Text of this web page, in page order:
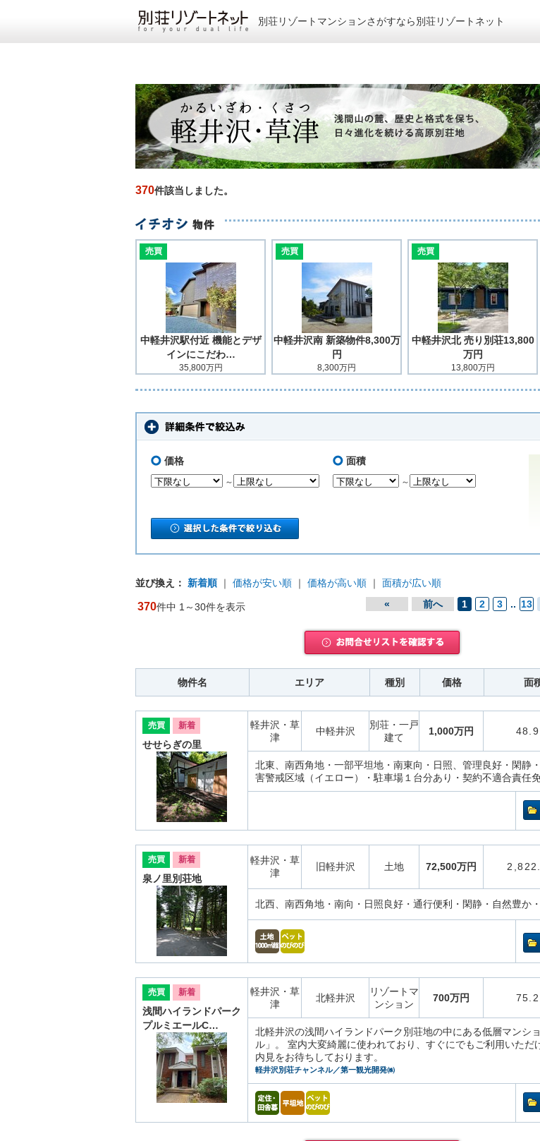
別荘リゾートマンションさがすなら別荘リゾートネット
370件該当しました。
売買
中軽井沢駅付近 機能とデザ
インにこだわ…
35,800万円
売買
中軽井沢南 新築物件8,300万
円
8,300万円
売買
中軽井沢北 売り別荘13,800
万円
13,800万円
価格
～
面積
～
並び換え： 新着順 ｜ 価格が安い順 ｜ 価格が高い順 ｜ 面積が広い順
370件中 1～30件を表示 « 前へ 1 2 3 .. 13
物件名 エリア 種別 価格 面
売買 新着
せせらぎの里
軽井沢・草
津
中軽井沢
別荘・一戸
建て
1,000万円 48.9
北東、南西角地・一部平坦地・南東向・日照、管理良好・閑静
害警戒区域（イエロー）・駐車場１台分あり・契約不適合責任
売買 新着
泉ノ里別荘地
軽井沢・草
津
旧軽井沢 土地 72,500万円
北西、南西角地・南向・日照良好・通行便利・閑静・自然豊か
売買 新着
浅間ハイランドパーク
プルミエールC…
軽井沢・草
津
北軽井沢
リゾートマ
ンション
700万円 75.2
北軽井沢の浅間ハイランドパーク別荘地の中にある低層マンシ
ル」。 室内大変綺麗に使われており、すぐにでもご利用いただ
内見をお待ちしております。
軽井沢別荘チャンネル／第一観光開発㈱